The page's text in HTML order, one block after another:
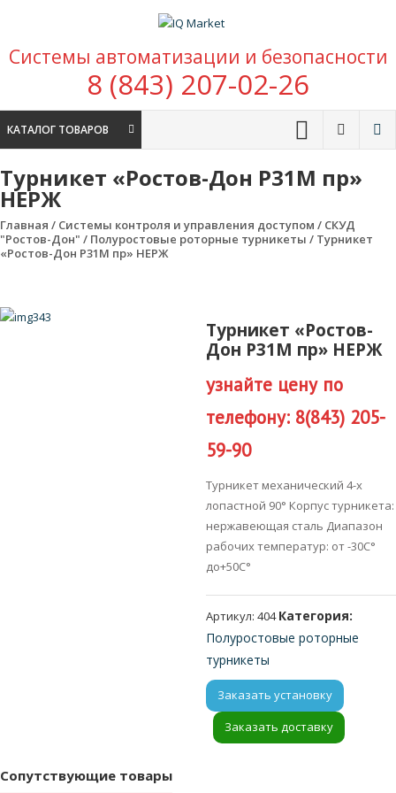
зона умных покупок
Системы автоматизации и безопасности
8 (843) 207-02-26
КАТАЛОГ ТОВАРОВ
Турникет «Ростов-Дон Р31М пр»
НЕРЖ
Главная / Системы контроля и управления доступом / СКУД
"Ростов-Дон" / Полуростовые роторные турникеты / Турникет
«Ростов-Дон Р31М пр» НЕРЖ
Турникет «Ростов-
Дон Р31М пр» НЕРЖ
узнайте цену по
телефону: 8(843) 205-
59-90
Турникет механический 4-х
лопастной 90° Корпус турникета:
нержавеющая сталь Диапазон
рабочих температур: от -30С°
до+50С°
Артикул: 404 Категория:
Полуростовые роторные
турникеты
Заказать установку
Заказать доставку
Сопутствующие товары